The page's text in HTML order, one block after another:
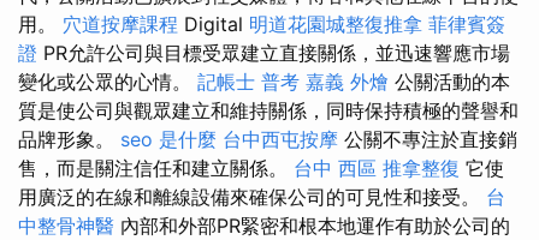
用。 穴道按摩課程 Digital 明道花園城整復推拿 菲律賓簽
證 PR允許公司與目標受眾建立直接關係，並迅速響應市場
變化或公眾的心情。 記帳士 普考 嘉義 外燴 公關活動的本
質是使公司與觀眾建立和維持關係，同時保持積極的聲譽和
品牌形象。 seo 是什麼 台中西屯按摩 公關不專注於直接銷
售，而是關注信任和建立關係。 台中 西區 推拿整復 它使
用廣泛的在線和離線設備來確保公司的可見性和接受。 台
中整骨神醫 內部和外部PR緊密和根本地運作有助於公司的